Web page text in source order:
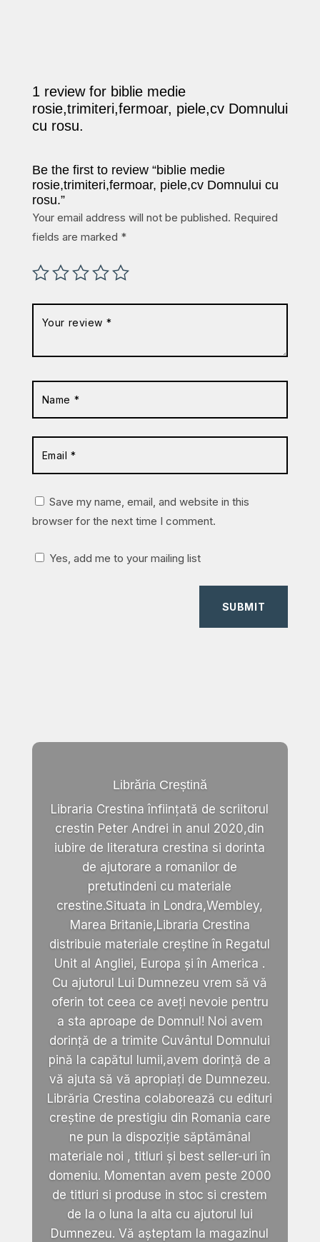
1 review for biblie medie
rosie,trimiteri,fermoar, piele,cv Domnului
cu rosu.
Be the first to review “biblie medie
rosie,trimiteri,fermoar, piele,cv Domnului cu
rosu.”
Your email address will not be published. Required
fields are marked *
Save my name, email, and website in this
browser for the next time I comment.
Yes, add me to your mailing list
SUBMIT
Librăria Creștină
Libraria Crestina înființată de scriitorul
crestin Peter Andrei in anul 2020,din
iubire de literatura crestina si dorinta
de ajutorare a romanilor de
pretutindeni cu materiale
crestine.Situata in Londra,Wembley,
Marea Britanie,Libraria Crestina
distribuie materiale creștine în Regatul
Unit al Angliei, Europa și în America .
Cu ajutorul Lui Dumnezeu vrem să vă
oferin tot ceea ce aveți nevoie pentru
a sta aproape de Domnul! Noi avem
dorință de a trimite Cuvântul Domnului
pină la capătul lumii,avem dorință de a
vă ajuta să vă apropiați de Dumnezeu.
Librăria Crestina colaborează cu edituri
creștine de prestigiu din Romania care
ne pun la dispoziție săptămânal
materiale noi , titluri și best seller-uri în
domeniu. Momentan avem peste 2000
de titluri si produse in stoc si crestem
de la o luna la alta cu ajutorul lui
Dumnezeu. Vă așteptam la magazinul